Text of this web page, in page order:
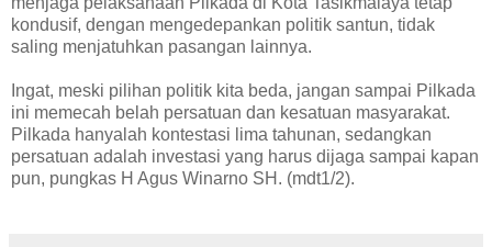
kondusif, dengan mengedepankan politik santun, tidak
saling menjatuhkan pasangan lainnya.
Ingat, meski pilihan politik kita beda, jangan sampai Pilkada
ini memecah belah persatuan dan kesatuan masyarakat.
Pilkada hanyalah kontestasi lima tahunan, sedangkan
persatuan adalah investasi yang harus dijaga sampai kapan
pun, pungkas H Agus Winarno SH. (mdt1/2).